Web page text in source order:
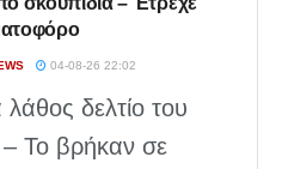
04-08-26 22:02
λάθος δελτίο του
– Το βρήκαν σε